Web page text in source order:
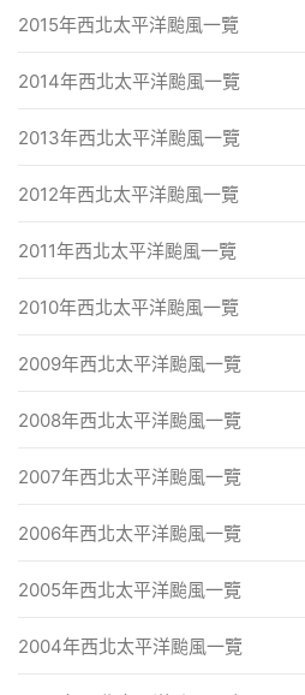
2015年西北太平洋颱風一覽
2014年西北太平洋颱風一覽
2013年西北太平洋颱風一覽
2012年西北太平洋颱風一覽
2011年西北太平洋颱風一覽
2010年西北太平洋颱風一覽
2009年西北太平洋颱風一覽
2008年西北太平洋颱風一覽
2007年西北太平洋颱風一覽
2006年西北太平洋颱風一覽
2005年西北太平洋颱風一覽
2004年西北太平洋颱風一覽